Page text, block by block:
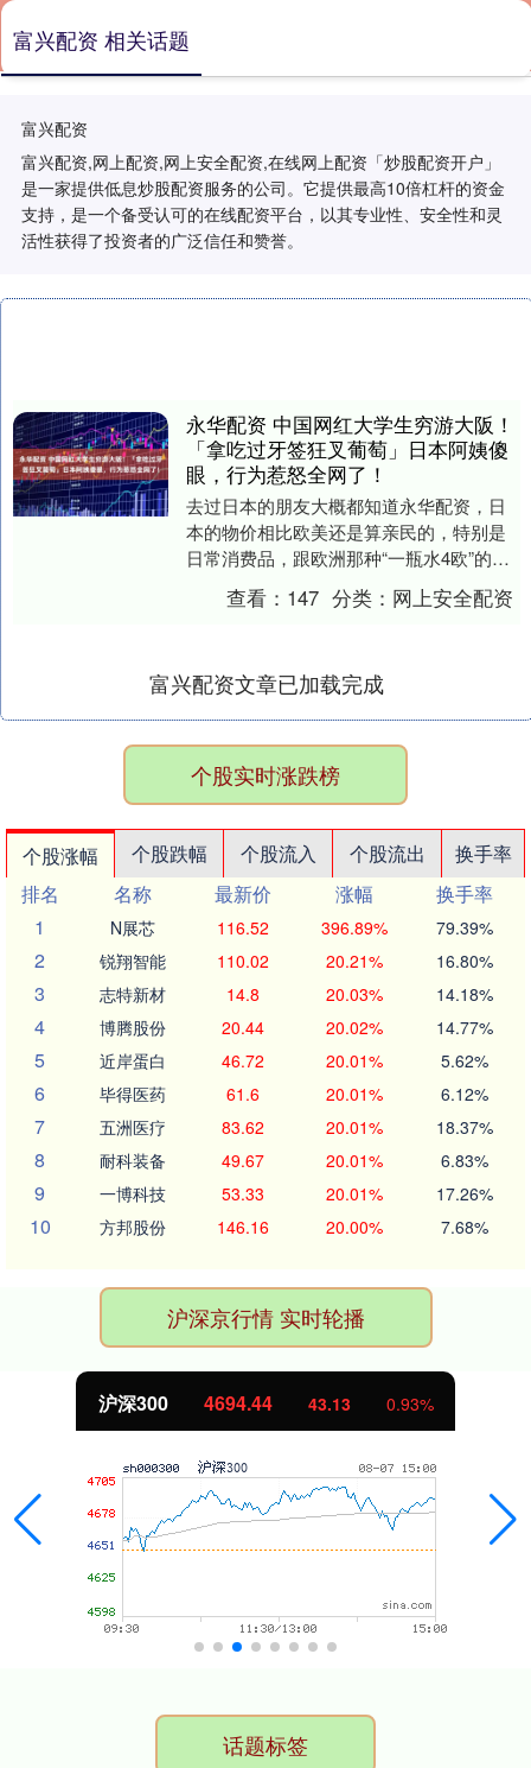
富兴配资
富兴配资,网上配资,网上安全配资,在线网上配资「炒股配资开户」
是一家提供低息炒股配资服务的公司。它提供最高10倍杠杆的资金
支持，是一个备受认可的在线配资平台，以其专业性、安全性和灵
活性获得了投资者的广泛信任和赞誉。
富兴配资 相关话题
永华配资 中国网红大学生穷游大阪！
「拿吃过牙签狂叉葡萄」日本阿姨傻
眼，行为惹怒全网了！
去过日本的朋友大概都知道永华配资，日
本的物价相比欧美还是算亲民的，特别是
日常消费品，跟欧洲那种“一瓶水4欧”的魔
幻价格没法比。再加上日式服务业的那
种“细致到变态....
查看： 147 分类： 网上安全配资
富兴配资文章已加载完成
个股实时涨跌榜
个股涨幅 个股跌幅 个股流入 个股流出
换手率
排名
名称 最新价 涨幅
换手率
1
N展芯 116.52 396.89% 79.39%
2 锐翔智能 110.02 20.21% 16.80%
3 志特新材 14.8 20.03% 14.18%
4 博腾股份 20.44 20.02% 14.77%
5 近岸蛋白 46.72 20.01% 5.62%
6 毕得医药 61.6 20.01% 6.12%
7 五洲医疗 83.62 20.01% 18.37%
8 耐科装备 49.67 20.01% 6.83%
9 一博科技 53.33 20.01% 17.26%
10 方邦股份 146.16 20.00% 7.68%
沪深京行情 实时轮播
沪深300 4694.44 43.13 0.93%
话题标签